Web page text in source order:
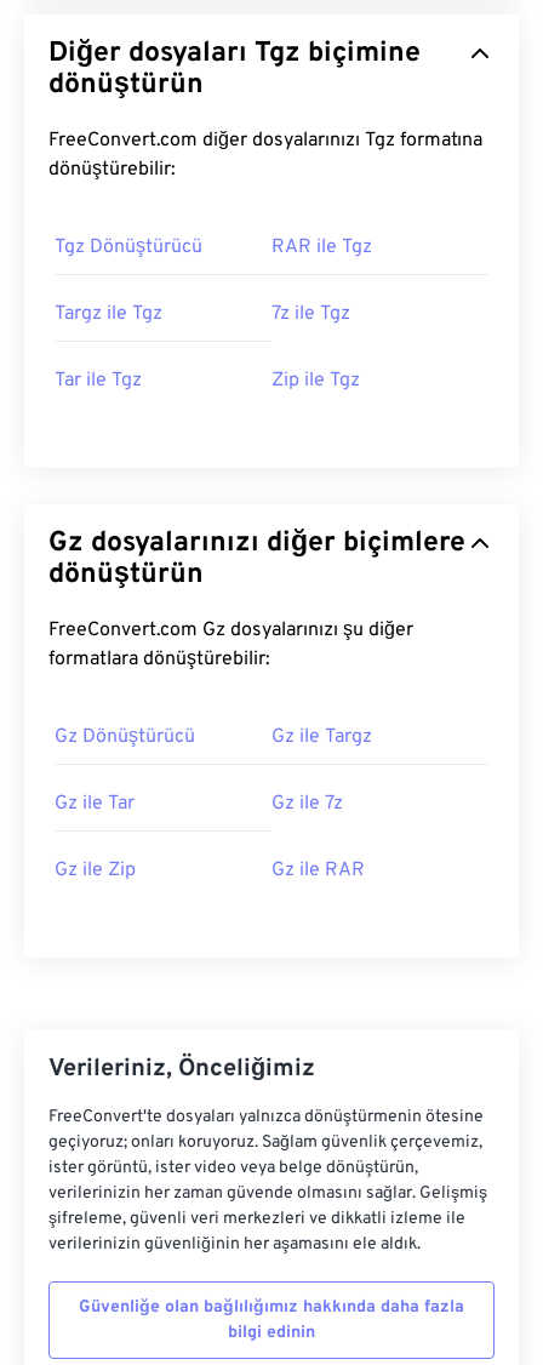
Diğer dosyaları Tgz biçimine
dönüştürün
FreeConvert.com diğer dosyalarınızı Tgz formatına
dönüştürebilir:
Tgz Dönüştürücü RAR ile Tgz
Targz ile Tgz 7z ile Tgz
Tar ile Tgz Zip ile Tgz
Gz dosyalarınızı diğer biçimlere
dönüştürün
FreeConvert.com Gz dosyalarınızı şu diğer
formatlara dönüştürebilir:
Gz Dönüştürücü Gz ile Targz
Gz ile Tar Gz ile 7z
Gz ile Zip Gz ile RAR
Verileriniz, Önceliğimiz
FreeConvert'te dosyaları yalnızca dönüştürmenin ötesine
geçiyoruz; onları koruyoruz. Sağlam güvenlik çerçevemiz,
ister görüntü, ister video veya belge dönüştürün,
verilerinizin her zaman güvende olmasını sağlar. Gelişmiş
şifreleme, güvenli veri merkezleri ve dikkatli izleme ile
verilerinizin güvenliğinin her aşamasını ele aldık.
Güvenliğe olan bağlılığımız hakkında daha fazla
bilgi edinin